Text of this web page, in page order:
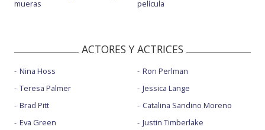
mueras película
ACTORES Y ACTRICES
Nina Hoss
Teresa Palmer
Brad Pitt
Eva Green
Ron Perlman
Jessica Lange
Catalina Sandino Moreno
Justin Timberlake